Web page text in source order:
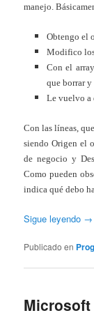
manejo.
Obtengo el
Modifico los
Con el
que borrar
Le vuelvo a
Con las líneas,
siendo Origen el
de negocio y
Como pueden
indica qué debo
Sigue leyendo →
Publicado en
Microsoft